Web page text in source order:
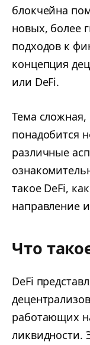
блокчейна
новых, более
подходов к
концепция
или DeFi.
Тема
понадобится
различные
такое DeFi,
направление
Что
DeFi
работающих
ликвидности.